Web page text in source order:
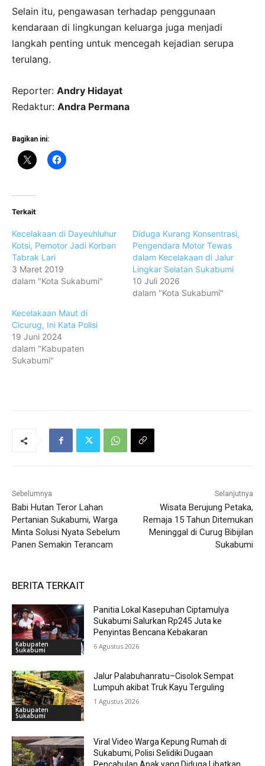
Selain itu, pengawasan terhadap penggunaan
kendaraan di lingkungan keluarga juga menjadi
langkah penting untuk mencegah kejadian serupa
terulang.
Reporter: Andry Hidayat
Redaktur: Andra Permana
Bagikan ini:
Terkait
Kecelakaan di Dayeuhluhur
Kotsi, Pemotor Jadi Korban
Tabrak Lari
3 Maret 2019
dalam "Kota Sukabumi"
Diduga Kurang Konsentrasi,
Pengendara Motor Tewas
dalam Kecelakaan di Jalur
Lingkar Selatan Sukabumi
10 Juli 2026
dalam "Kota Sukabumi"
Kecelakaan Maut di
Cicurug, Ini Kata Polisi
19 Juni 2024
dalam "Kabupaten
Sukabumi"
Sebelumnya
Babi Hutan Teror Lahan
Pertanian Sukabumi, Warga
Minta Solusi Nyata Sebelum
Panen Semakin Terancam
Selanjutnya
Wisata Berujung Petaka,
Remaja 15 Tahun Ditemukan
Meninggal di Curug Bibijilan
Sukabumi
BERITA TERKAIT
Kabupaten
Sukabumi
Panitia Lokal Kasepuhan Ciptamulya
Sukabumi Salurkan Rp245 Juta ke
Penyintas Bencana Kebakaran
6 Agustus 2026
Kabupaten
Sukabumi
Jalur Palabuhanratu–Cisolok Sempat
Lumpuh akibat Truk Kayu Terguling
1 Agustus 2026
Viral Video Warga Kepung Rumah di
Sukabumi, Polisi Selidiki Dugaan